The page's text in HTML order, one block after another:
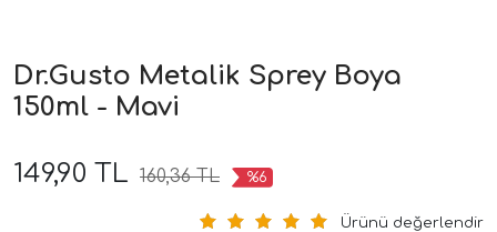
Dr.Gusto Metalik Sprey Boya
150ml - Mavi
149,90 TL 160,36 TL %6
Ürünü değerlendir